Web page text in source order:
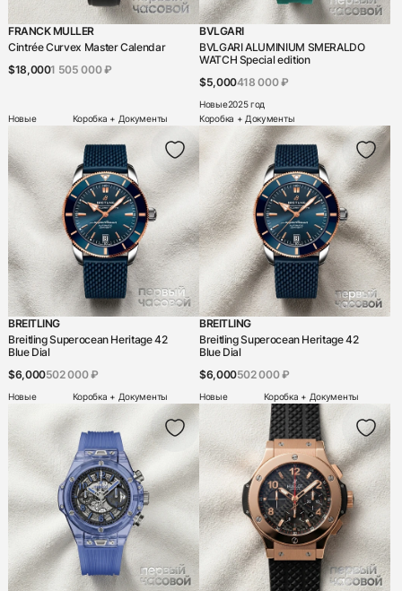
FRANCK MULLER
Cintrée Curvex Master Calendar
$18,0001 505 000 ₽
Новые Коробка + Документы
BVLGARI
BVLGARI ALUMINIUM SMERALDO
WATCH Special edition
$5,000418 000 ₽
Новые2025 год
Коробка + Документы
BREITLING
Breitling Superocean Heritage 42
Blue Dial
$6,000502 000 ₽
Новые Коробка + Документы
BREITLING
Breitling Superocean Heritage 42
Blue Dial
$6,000502 000 ₽
Новые Коробка + Документы